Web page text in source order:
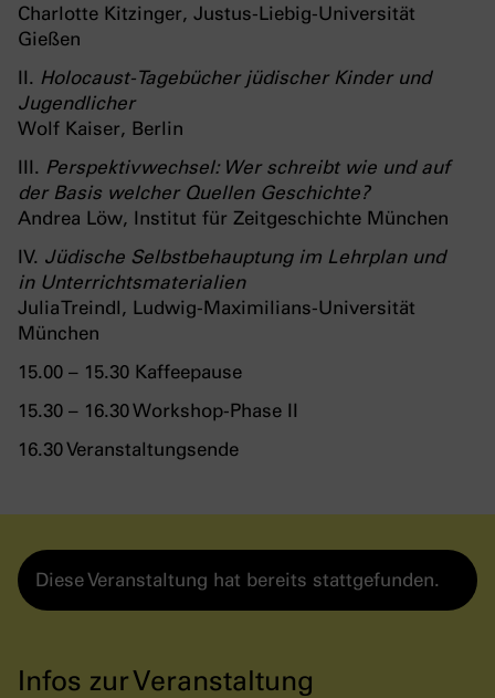
Charlotte Kitzinger, Justus-Liebig-Universität
Gießen
II. Holocaust-Tagebücher jüdischer Kinder und
Jugendlicher
Wolf Kaiser, Berlin
III. Perspektivwechsel: Wer schreibt wie und auf
der Basis welcher Quellen Geschichte?
Andrea Löw, Institut für Zeitgeschichte München
IV. Jüdische Selbstbehauptung im Lehrplan und
in Unterrichtsmaterialien
Julia Treindl, Ludwig-Maximilians-Universität
München
15.00 – 15.30 Kaffeepause
15.30 – 16.30 Workshop-Phase II
16.30 Veranstaltungsende
Diese Veranstaltung hat bereits stattgefunden.
Infos zur Veranstaltung